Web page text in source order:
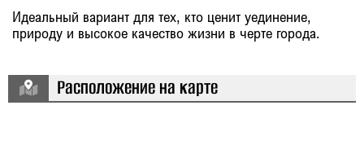
Идеальный вариант для тех, кто ценит уединение,
природу и высокое качество жизни в черте города.
Расположение на карте